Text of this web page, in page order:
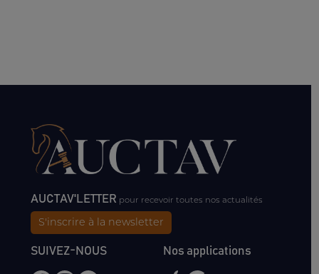
AUCTAV'LETTER pour recevoir toutes nos actualités
S'inscrire à la newsletter
SUIVEZ-NOUS Nos applications